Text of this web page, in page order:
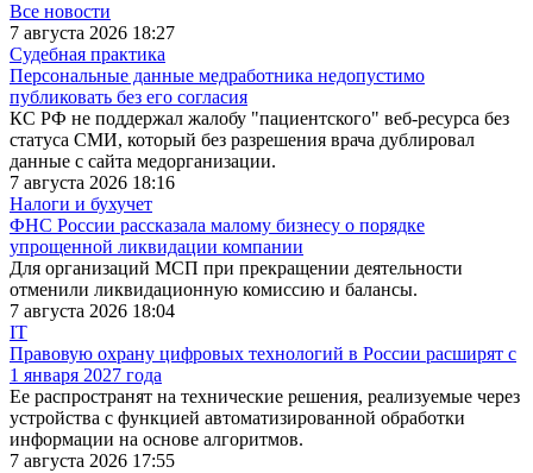
Все новости
7 августа 2026 18:27
Судебная практика
Персональные данные медработника недопустимо
публиковать без его согласия
КС РФ не поддержал жалобу "пациентского" веб-ресурса без
статуса СМИ, который без разрешения врача дублировал
данные с сайта медорганизации.
7 августа 2026 18:16
Налоги и бухучет
ФНС России рассказала малому бизнесу о порядке
упрощенной ликвидации компании
Для организаций МСП при прекращении деятельности
отменили ликвидационную комиссию и балансы.
7 августа 2026 18:04
IT
Правовую охрану цифровых технологий в России расширят с
1 января 2027 года
Ее распространят на технические решения, реализуемые через
устройства с функцией автоматизированной обработки
информации на основе алгоритмов.
7 августа 2026 17:55